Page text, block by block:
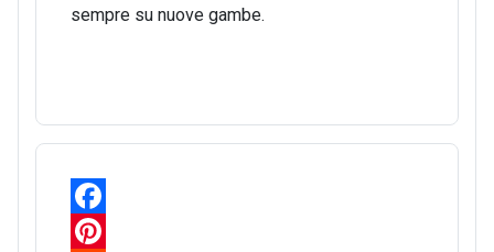
sempre su nuove gambe.
F